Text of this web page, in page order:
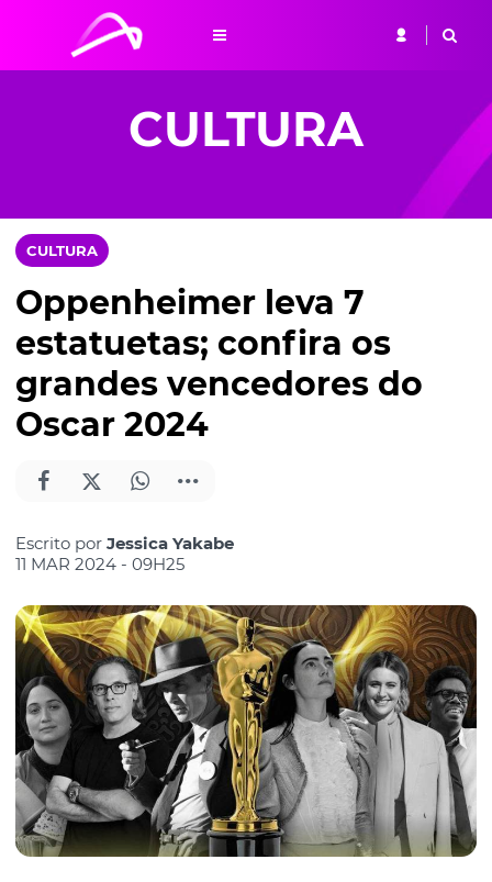
CULTURA
CULTURA
Oppenheimer leva 7
estatuetas; confira os
grandes vencedores do
Oscar 2024
Escrito por Jessica Yakabe
11 MAR 2024 - 09H25